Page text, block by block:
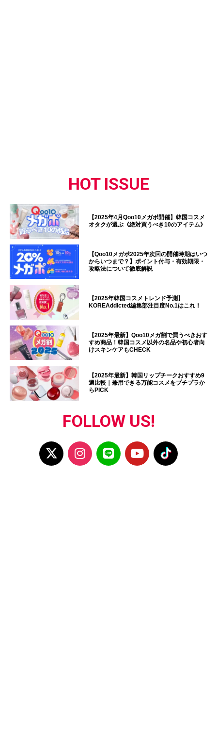
HOT ISSUE
【2025年4月Qoo10メガポ開催】韓国コスメ
オタクが選ぶ《絶対買うべき10のアイテム》
【Qoo10メガポ2025年次回の開催時期はいつ
からいつまで？】ポイント付与・有効期限・
攻略法について徹底解説
【2025年韓国コスメトレンド予測】
KOREAddicted編集部注目度No.1はこれ！
【2025年最新】Qoo10メガ割で買うべきおす
すめ商品！韓国コスメ以外の名品や初心者向
けスキンケアもCHECK
【2025年最新】韓国リップチークおすすめ9
選比較｜兼用できる万能コスメをプチプラか
らPICK
FOLLOW US!